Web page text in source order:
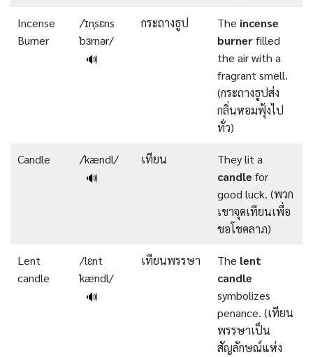
Incense
Burner
/ˈɪnˌsɛns
ˈbɜrnər/
🔊
กระถางธูป The incense
burnerfilled
the air with a
fragrant smell.
(กระถางธูปส่ง
กลิ่นหอมฟุ้งไป
ทั่ว)
Candle
/ˈkændl/
🔊
เทียน
They lit a
candle for
good luck. (พวก
เขาจุดเทียนเพื่อ
ขอโชคลาภ)
Lent
candle
/lɛnt
ˈkændl/
🔊
เทียนพรรษา The lent
candle
symbolizes
penance. (เทียน
พรรษาเป็น
สัญลักษณ์แห่ง